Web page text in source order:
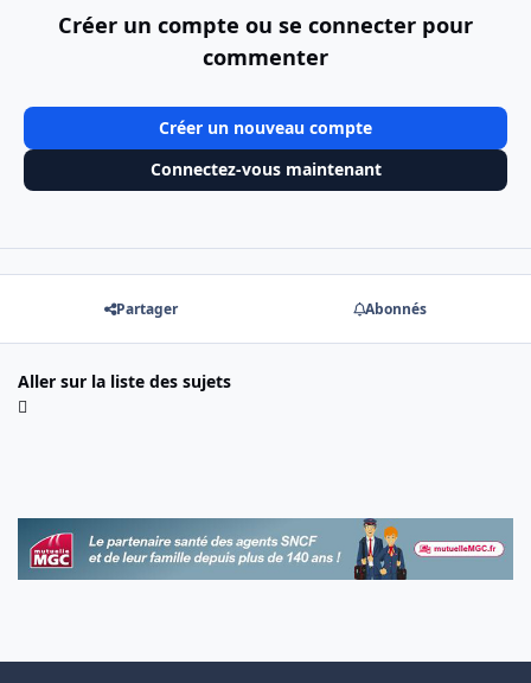
Créer un compte ou se connecter pour
commenter
Créer un nouveau compte
Connectez-vous maintenant
Partager Abonnés
Aller sur la liste des sujets